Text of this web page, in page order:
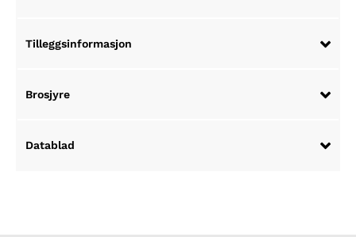
Tilleggsinformasjon
Brosjyre
Datablad